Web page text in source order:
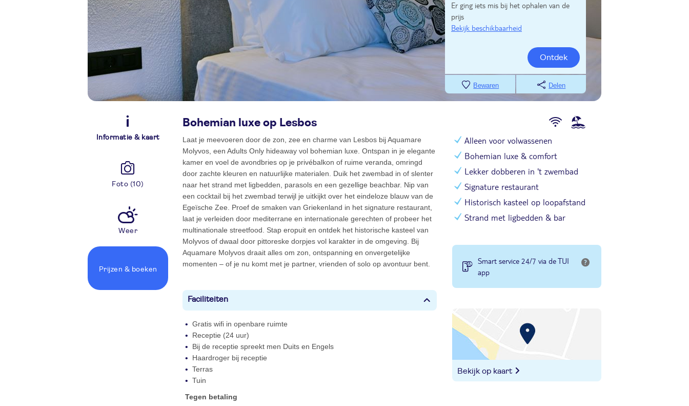
Er ging iets mis bij het ophalen van de
prijs
Bekijk beschikbaarheid
Ontdek
Bewaren Delen
Informatie & kaart
Foto (10)
Weer
Prijzen & boeken
Bohemian luxe op Lesbos
Laat je meevoeren door de zon, zee en charme van Lesbos bij Aquamare
Molyvos, een Adults Only hideaway vol bohemian luxe. Ontspan in je elegante
kamer en voel de avondbries op je privébalkon of ruime veranda, omringd
door zachte kleuren en natuurlijke materialen. Duik het zwembad in of slenter
naar het strand met ligbedden, parasols en een gezellige beachbar. Nip van
een cocktail bij het zwembad terwijl je uitkijkt over het eindeloze blauw van de
Egeïsche Zee. Proef de smaken van Griekenland in het signature restaurant,
laat je verleiden door mediterrane en internationale gerechten of probeer het
multinationale streetfood. Stap eropuit en ontdek het historische kasteel van
Molyvos of dwaal door pittoreske dorpjes vol karakter in de omgeving. Bij
Aquamare Molyvos draait alles om zon, ontspanning en onvergetelijke
momenten – of je nu komt met je partner, vrienden of solo op avontuur bent.
Faciliteiten
Gratis wifi in openbare ruimte
Receptie (24 uur)
Bij de receptie spreekt men Duits en Engels
Haardroger bij receptie
Terras
Tuin
Tegen betaling
Alleen voor volwassenen
Bohemian luxe & comfort
Lekker dobberen in 't zwembad
Signature restaurant
Historisch kasteel op loopafstand
Strand met ligbedden & bar
Smart service 24/7 via de TUI
app
Bekijk op kaart